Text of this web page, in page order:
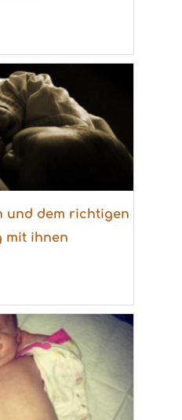
und dem richtigen
mit ihnen